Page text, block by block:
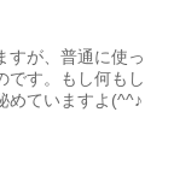
すが、普通に使っ
です。もし何もし
めていますよ(^^♪